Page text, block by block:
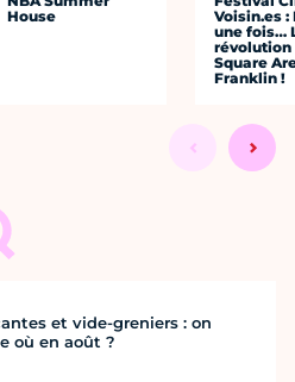
House
Voisin.es
une fois…
révolution
Square
Franklin !
et vide-greniers : on
où en août ?